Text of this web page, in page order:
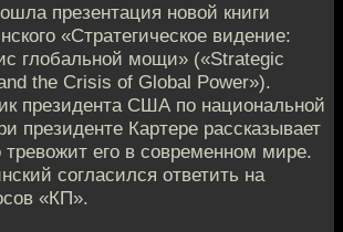
презентация новой книги
«Стратегическое видение:
глобальной мощи» («Strategic
the Crisis of Global Power»).
президента США по национальной
президенте Картере рассказывает
тревожит его в современном мире.
согласился ответить на
«КП».